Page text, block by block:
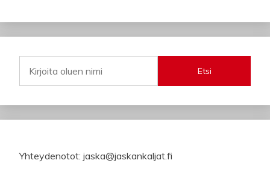
Etsi
Yhteydenotot: jaska@jaskankaljat.fi